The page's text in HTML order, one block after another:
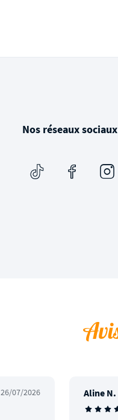
Nos réseaux sociaux
26/07/2026 Aline N.